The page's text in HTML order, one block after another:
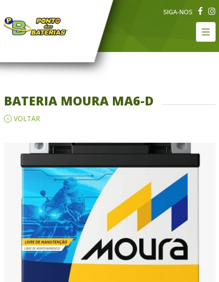
SIGA-NOS
BATERIA MOURA MA6-D
VOLTAR